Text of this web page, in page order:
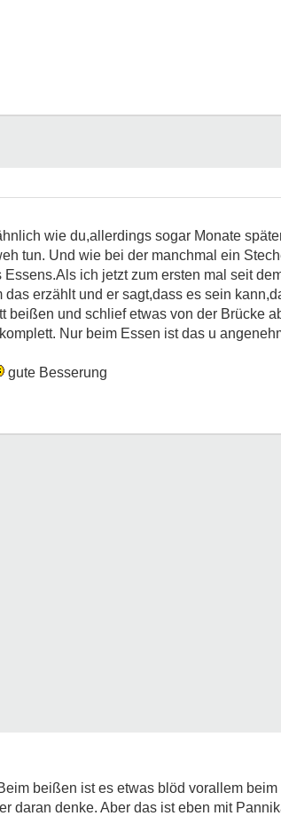
wie du,allerdings sogar Monate
tun. Und wie bei der manchmal ein
ich jetzt zum ersten mal seit
erzählt und er sagt,dass es sein
beißen und schlief etwas von der Brücke
Nur beim Essen ist das u
gute Besserung
beißen ist es etwas blöd vorallem
daran denke. Aber das ist eben mit